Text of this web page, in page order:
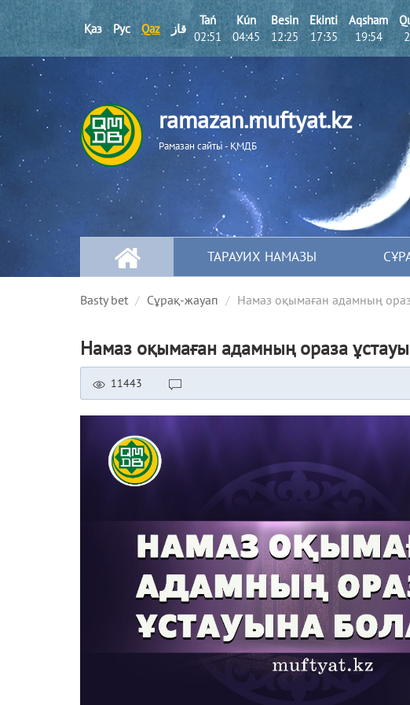
Қаз Рус Qaz قاز
Tań
02:51
Kún
04:45
Besіn
12:25
Ekіntі
17:35
Aqsham
19:54
ramazan.muftyat.kz
Рамазан сайты - ҚМДБ
ТАРАУИХ НАМАЗЫ
Basty bet Сұрақ-жауап Намаз оқымаған адамның
Намаз оқымаған адамның ораза
11443